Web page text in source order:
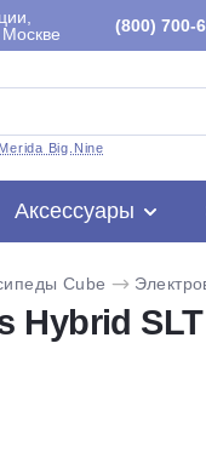
(800) 700-
Merida Big.Nine
Аксессуары
Cube
SLT